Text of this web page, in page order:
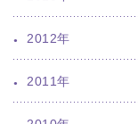
2012年
2011年